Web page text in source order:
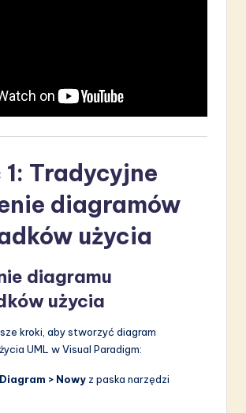
1: Tradycyjne
diagramów
użycia
diagramu
użycia
kroki, aby stworzyć diagram
UML w Visual Paradigm:
Diagram > Nowy z paska narzędzi